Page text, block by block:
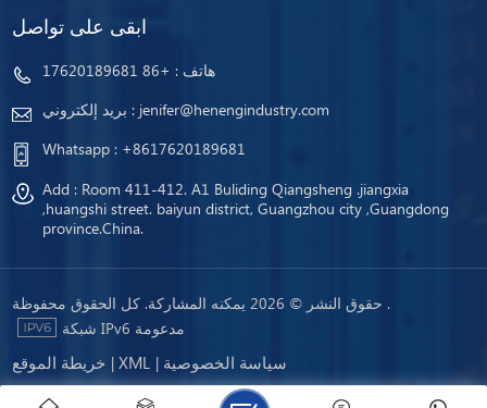
ابقى على تواصل
هاتف : +86 17620189681
بريد إلكتروني : jenifer@henengindustry.com
Whatsapp : +8617620189681
Add : Room 411-412. A1 Buliding Qiangsheng .jiangxia
,huangshi street. baiyun district, Guangzhou city ,Guangdong
province.China.
حقوق النشر © 2026 يمكنه المشاركة. كل الحقوق محفوظة .
شبكة IPv6 مدعومة
خريطة الموقع | XML | سياسة الخصوصية